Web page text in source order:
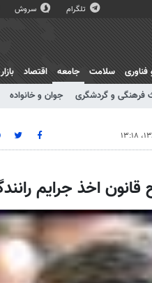
تلگرام سروش
فناوری سلامت
جامعه
فرهنگی و گردشگری جوان و خانواده
اقتصاد بازار